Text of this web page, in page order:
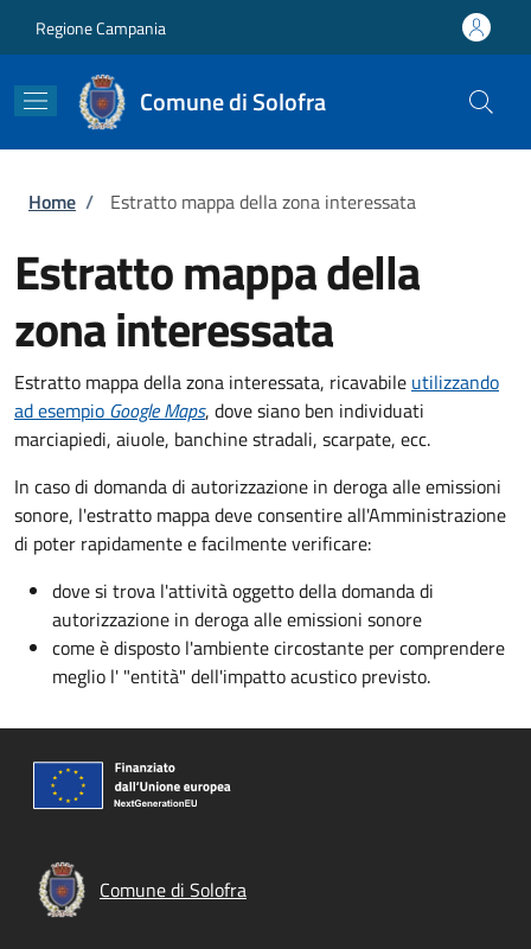
Regione Campania
Comune di Solofra
Briciole di pane
Home / Estratto mappa della zona interessata
Estratto mappa della
zona interessata
Estratto mappa della zona interessata, ricavabile utilizzando
ad esempio Google Maps, dove siano ben individuati
marciapiedi, aiuole, banchine stradali, scarpate, ecc.
In caso di domanda di autorizzazione in deroga alle emissioni
sonore, l'estratto mappa deve consentire all'Amministrazione
di poter rapidamente e facilmente verificare:
dove si trova l'attività oggetto della domanda di
autorizzazione in deroga alle emissioni sonore
come è disposto l'ambiente circostante per comprendere
meglio l' "entità" dell'impatto acustico previsto.
Comune di Solofra